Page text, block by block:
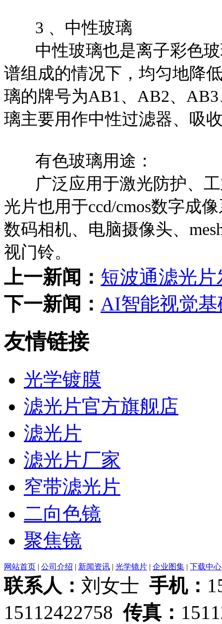
3 、中性玻璃
中性玻璃也是离子彩色玻
谱组成的情况下，均匀地降
璃的牌号为AB1、AB2、
璃主要用作中性过滤器、吸
有色玻璃用途：
广泛应用于激光防护、工
光片也用于ccd/cmos数字成
数码相机、电脑摄像头、
视门铃。
上一新闻： 短波通滤光
下一新闻： AI智能视觉基
友情链接
光学镀膜
滤光片官方旗舰店
滤光片
滤光片厂家
窄带滤光片
二向色镜
聚焦镜
网站首页 | 公司介绍 | 新闻资讯 | 光学镜片 | 企业图集 | 下载中心
联系人： 刘女士 手机：
15112422758传真：